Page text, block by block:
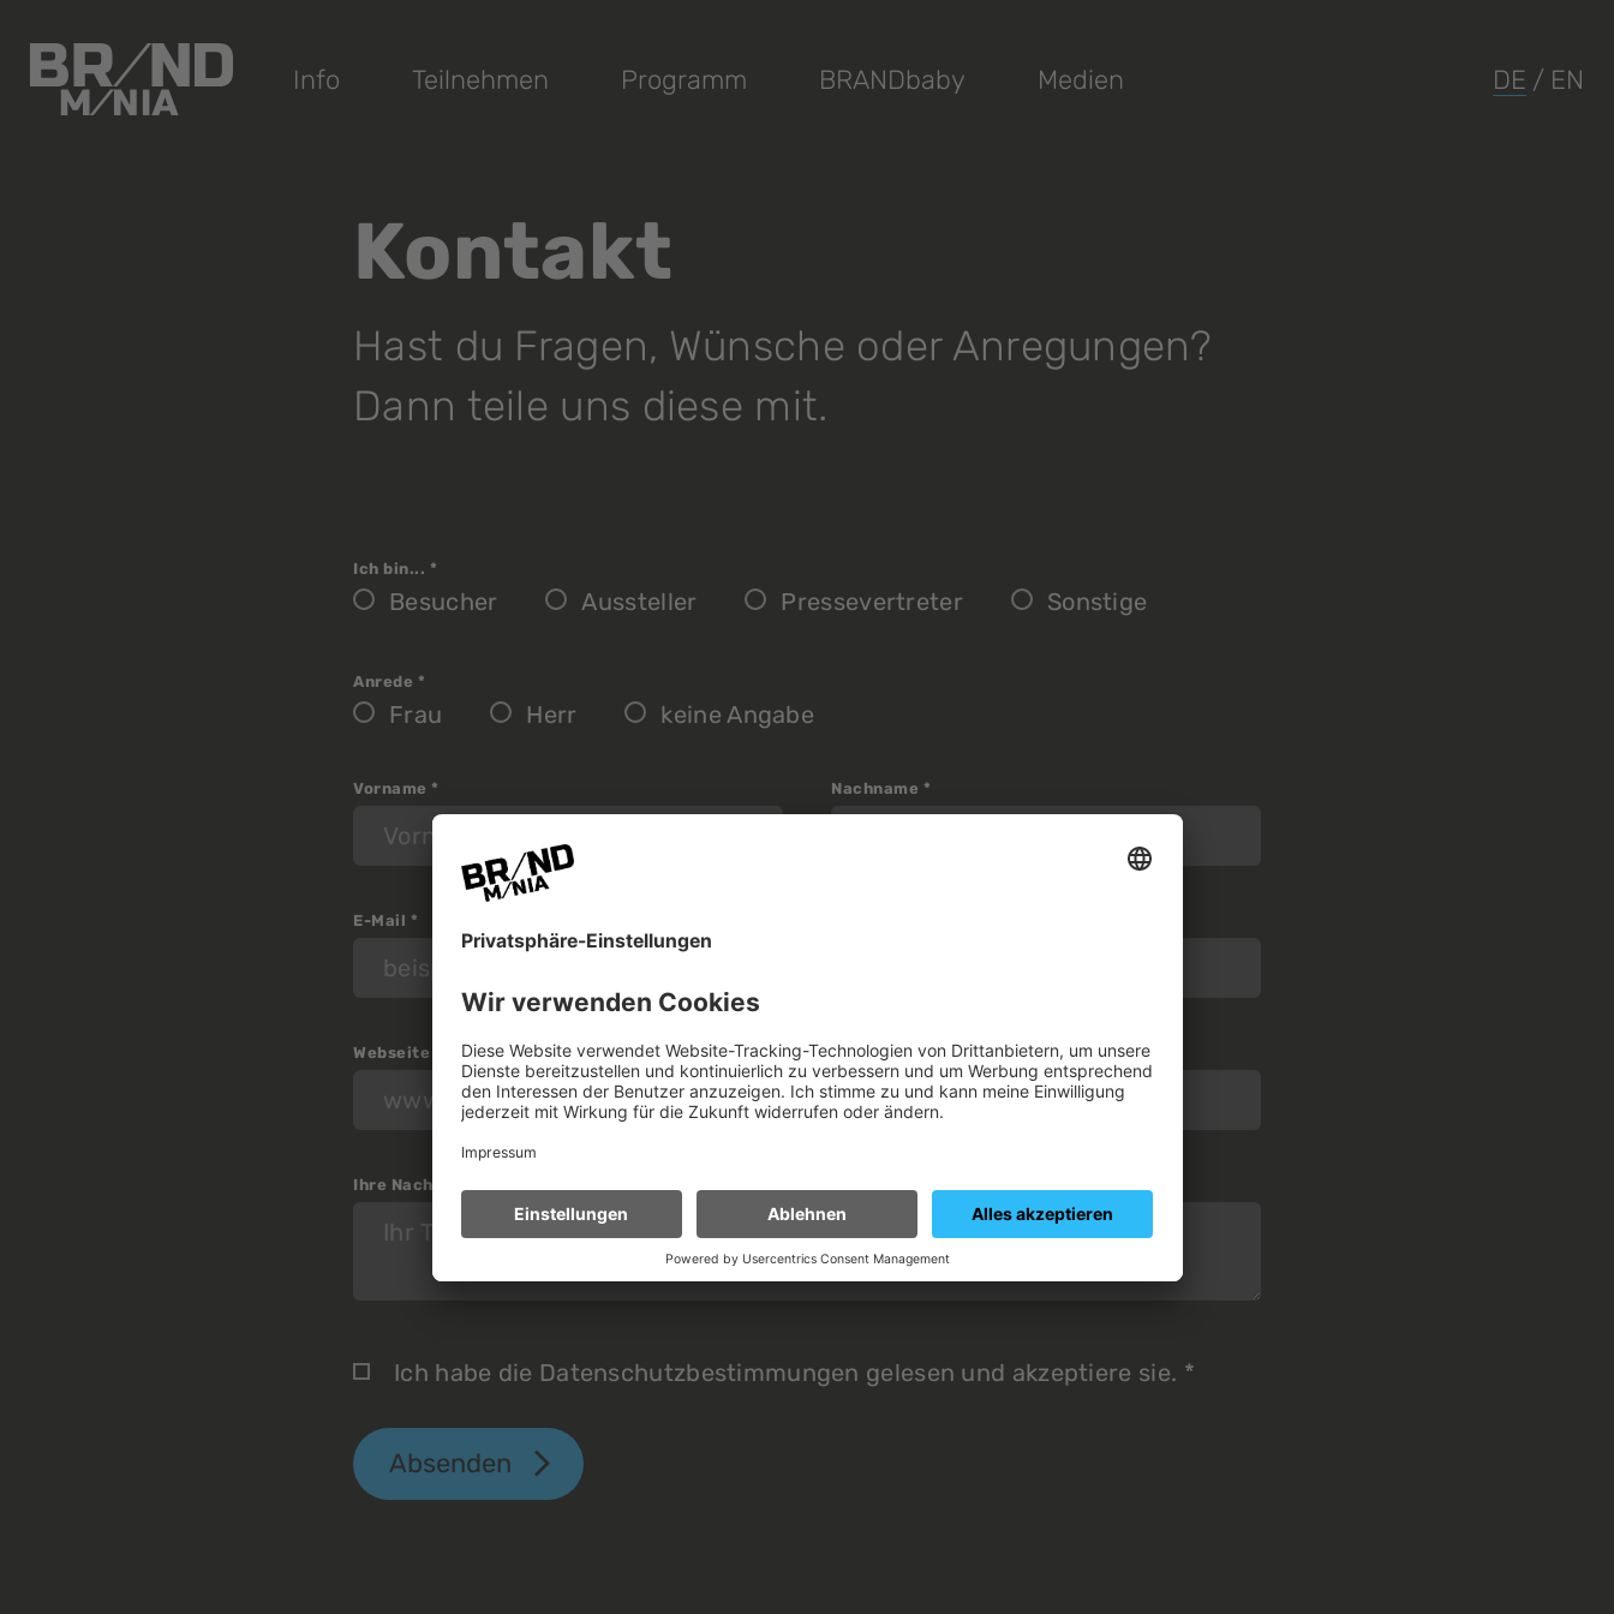
®
Info Teilnehmen Programm BRANDbaby Medien DE / EN
Kontakt
Hast du Fragen, Wünsche oder Anregungen?
Dann teile uns diese mit.
Ich bin... *
Besucher Aussteller Pressevertreter Sonstige
Anrede *
Frau Herr keine Angabe
Vorname * Nachname *
E-Mail *
Webseite
Ihre Nachricht
Ich habe die Datenschutzbestimmungen gelesen und akzeptiere sie. *
Absenden